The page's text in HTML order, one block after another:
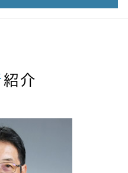
江南市
談 名古屋
談 名古屋
犬山市
岐阜県
小牧市
紹介